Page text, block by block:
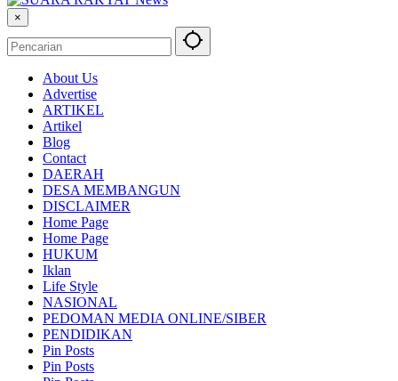
×
About Us
Advertise
ARTIKEL
Artikel
Blog
Contact
DAERAH
DESA MEMBANGUN
DISCLAIMER
Home Page
Home Page
HUKUM
Iklan
Life Style
NASIONAL
PEDOMAN MEDIA ONLINE/SIBER
PENDIDIKAN
Pin Posts
Pin Posts